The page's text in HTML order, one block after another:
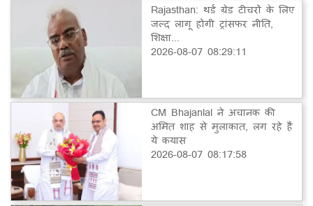
Rajasthan: थर्ड ग्रेड टीचरों के लिए
जल्द लागू होगी ट्रांसफर नीति,
शिक्षा...
2026-08-07 08:29:11
CM Bhajanlal ने अचानक की
अमित शाह से मुलाकात, लग रहे हैं
ये कयास
2026-08-07 08:17:58